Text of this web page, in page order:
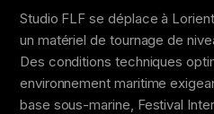
Studio FLF se déplace à
un matériel de tournage de
Des conditions techniques
environnement maritime
base sous-marine, Festival